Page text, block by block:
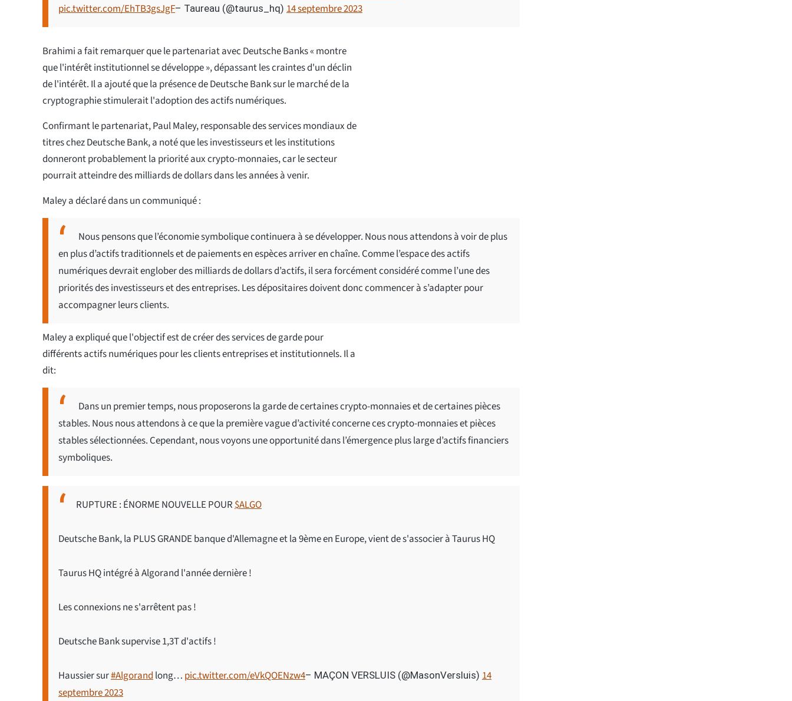
pic.twitter.com/EhTB3gsJgF– Taureau (@taurus_hq) 14 septembre 2023
Brahimi a fait remarquer que le partenariat avec Deutsche Banks « montre
que l'intérêt institutionnel se développe », dépassant les craintes d'un déclin
de l'intérêt. Il a ajouté que la présence de Deutsche Bank sur le marché de la
cryptographie stimulerait l'adoption des actifs numériques.
Confirmant le partenariat, Paul Maley, responsable des services mondiaux de
titres chez Deutsche Bank, a noté que les investisseurs et les institutions
donneront probablement la priorité aux crypto-monnaies, car le secteur
pourrait atteindre des milliards de dollars dans les années à venir.
Maley a déclaré dans un communiqué :
Nous pensons que l’économie symbolique continuera à se développer. Nous nous attendons à voir de plus
en plus d’actifs traditionnels et de paiements en espèces arriver en chaîne. Comme l’espace des actifs
numériques devrait englober des milliards de dollars d’actifs, il sera forcément considéré comme l’une des
priorités des investisseurs et des entreprises. Les dépositaires doivent donc commencer à s’adapter pour
accompagner leurs clients.
Maley a expliqué que l'objectif est de créer des services de garde pour
différents actifs numériques pour les clients entreprises et institutionnels. Il a
dit:
Dans un premier temps, nous proposerons la garde de certaines crypto-monnaies et de certaines pièces
stables. Nous nous attendons à ce que la première vague d’activité concerne ces crypto-monnaies et pièces
stables sélectionnées. Cependant, nous voyons une opportunité dans l’émergence plus large d’actifs financiers
symboliques.
RUPTURE : ÉNORME NOUVELLE POUR$ALGO
Deutsche Bank, la PLUS GRANDE banque d'Allemagne et la 9ème en Europe, vient de s'associer à Taurus HQ
Taurus HQ intégré à Algorand l'année dernière !
Les connexions ne s'arrêtent pas !
Deutsche Bank supervise 1,3T d'actifs !
Haussier sur#Algorandlong… pic.twitter.com/eVkQOENzw4– MAÇON VERSLUIS (@MasonVersluis) 14
septembre 2023